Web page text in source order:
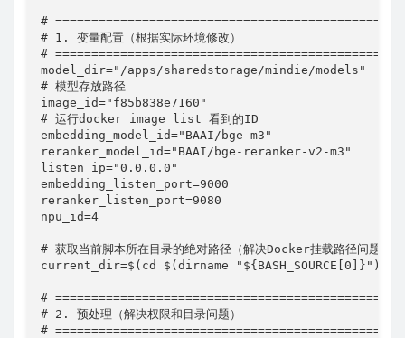
# ==============================================
# 1. 变量配置（根据实际环境修改）
# ==============================================
model_dir="/apps/sharedstorage/mindie/models"
# 模型存放路径
image_id="f85b838e7160"
# 运行docker image list 看到的ID
embedding_model_id="BAAI/bge-m3"
reranker_model_id="BAAI/bge-reranker-v2-m3"
listen_ip="0.0.0.0"
embedding_listen_port=9000
reranker_listen_port=9080
npu_id=4
# 获取当前脚本所在目录的绝对路径（解决Docker挂载路径问题）
current_dir=$(cd $(dirname "${BASH_SOURCE[0]}");
# ==============================================
# 2. 预处理（解决权限和目录问题）
# ==============================================